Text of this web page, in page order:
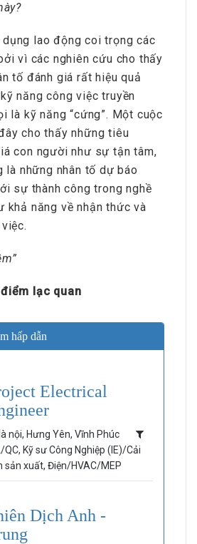
lao động coi trọng các
vì các nghiên cứu cho thấy
tố đánh giá rất hiệu quả
năng công việc truyền
là kỹ năng “cứng”. Một cuộc
cho thấy những tiêu
con người như sự tận tâm,
là những nhân tố dự báo
sự thành công trong nghề
khả năng về nhận thức và
lạc quan
hấp dẫn
Electrical
nội, Hưng Yên, Vĩnh Phúc
QC, Kỹ sư Công Nghiệp (IE)/Cải
sản xuất, Điện/HVAC/MEP
Dịch Anh -